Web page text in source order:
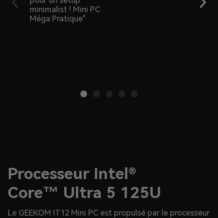
minimalist ! Mini PC
Méga Pratique"
Processeur Intel®
Core™ Ultra 5 125U
Le GEEKOM IT12 Mini PC est propulsé par le processeur